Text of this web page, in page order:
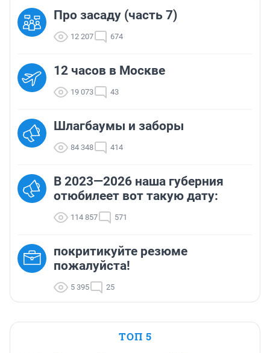
Про засаду (часть 7)
12 207 674
12 часов в Москве
19 073 43
Шлагбаумы и заборы
84 348 414
В 2023—2026 наша губерния
отюбилеет вот такую дату:
114 857 571
покритикуйте резюме
пожалуйста!
5 395 25
ТОП 5